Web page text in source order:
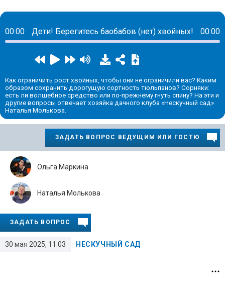
00:00 Дети! Берегитесь баобабов (нет) хвойных! 00:00
Как ограничить рост хвойных, чтобы они не ограничили вас? Каким
образом сохранить дорогущую сортность тюльпанов? Сорняки:
есть ли волшебное средство или по-прежнему гнуть спину? На эти и
другие вопросы отвечает хозяйка дачного клуба «Нескучный сад»
Наталья Молькова.
ЗАДАТЬ ВОПРОС ВЕДУЩИМ ИЛИ ГОСТЮ
30 мая 2025, 11:03 НЕСКУЧНЫЙ САД
Ольга Маркина
Наталья Молькова
ЗАДАТЬ ВОПРОС